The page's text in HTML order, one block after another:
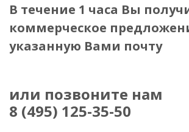
В течение 1 часа Вы
коммерческое
указанную Вами почту
или позвоните нам
8 (495) 125-35-50